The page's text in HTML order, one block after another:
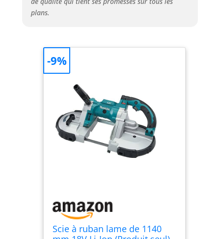
plans.
Scie à ruban lame de 1140
-9%